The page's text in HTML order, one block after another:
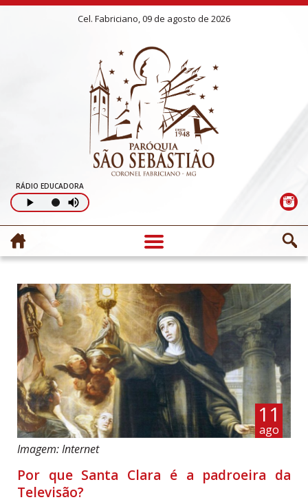
Cel. Fabriciano, 09 de agosto de 2026
RÁDIO EDUCADORA
11
ago
Imagem: Internet
Por que Santa Clara é a padroeira da
Televisão?